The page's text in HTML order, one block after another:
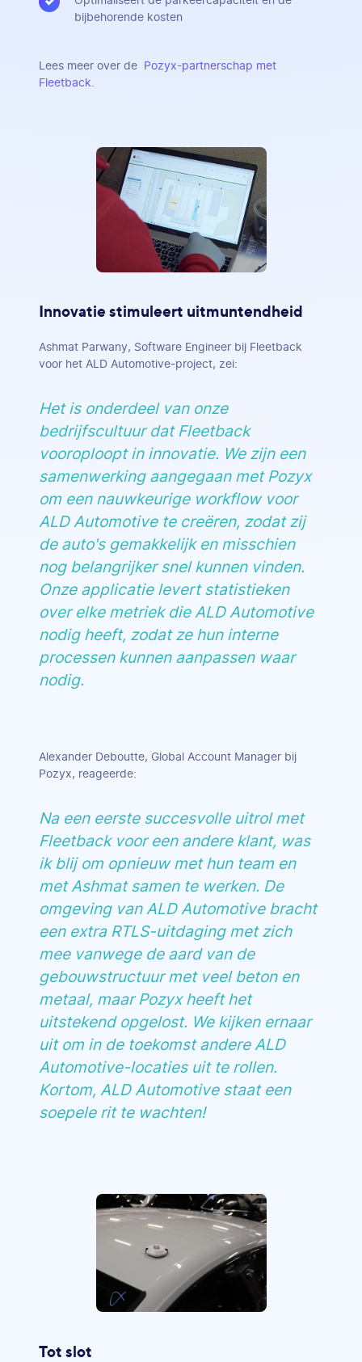
bijbehorende kosten
Lees meer over de
Pozyx-partnerschap met
Fleetback.
Innovatie stimuleert uitmuntendheid
Ashmat Parwany, Software Engineer bij Fleetback
voor het ALD Automotive-project, zei:
Het is onderdeel van onze
bedrijfscultuur dat Fleetback
vooroploopt in innovatie. We zijn een
samenwerking aangegaan met Pozyx
om een nauwkeurige workflow voor
ALD Automotive te creëren, zodat zij
de auto's gemakkelijk en misschien
nog belangrijker snel kunnen vinden.
Onze applicatie levert statistieken
over elke metriek die ALD Automotive
nodig heeft, zodat ze hun interne
processen kunnen aanpassen waar
nodig.
Alexander Deboutte, Global Account Manager bij
Pozyx, reageerde:
Na een eerste succesvolle uitrol met
Fleetback voor een andere klant, was
ik blij om opnieuw met hun team en
met Ashmat samen te werken. De
omgeving van ALD Automotive bracht
een extra RTLS-uitdaging met zich
mee vanwege de aard van de
gebouwstructuur met veel beton en
metaal, maar Pozyx heeft het
uitstekend opgelost. We kijken ernaar
uit om in de toekomst andere ALD
Automotive-locaties uit te rollen.
Kortom, ALD Automotive staat een
soepele rit te wachten!
Tot slot